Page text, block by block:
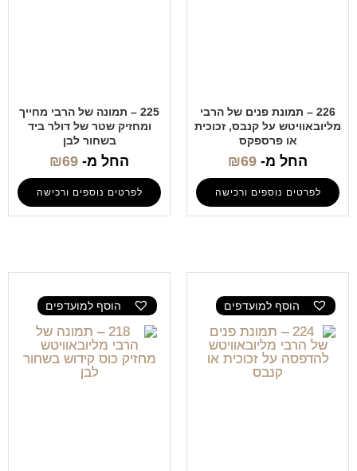
226 – תמונת פנים של הרבי
מליובאוויטש על קנבס, זכוכית
או פרספקס
החל מ- ₪69
לפרטים נוספים ורכישה
225 – תמונה של הרבי מחייך
ומחזיק שטר של דולר ביד
בשחור לבן
החל מ- ₪69
לפרטים נוספים ורכישה
הוסף למועדפים הוסף למועדפים